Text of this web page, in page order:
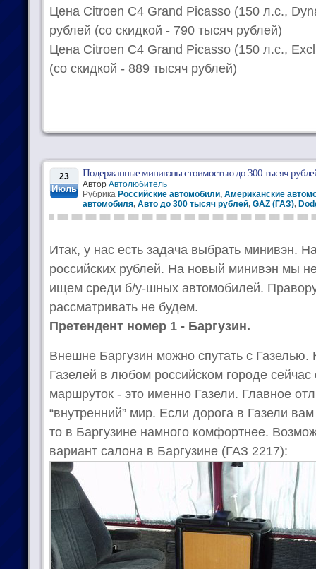
Цена Citroen C4 Grand Picasso (150 л.с.,
рублей (со скидкой - 790 тысяч рублей)
Цена Citroen C4 Grand Picasso (150 л.с.,
(со скидкой - 889 тысяч рублей)
23
Июль
Подержанные минивэны стоимостью до 300 тысяч
Автор Автолюбитель
Рубрика Российские автомобили, Американские
автомобиля, Авто до 300 тысяч рублей, GAZ (ГАЗ),
Итак, у нас есть задача выбрать минивэн.
российских рублей. На новый минивэн мы
ищем среди б/у-шных автомобилей.
рассматривать не будем.
Претендент номер 1 - Баргузин.
Внешне Баргузин можно спутать с Газелью.
Газелей в любом российском городе
маршруток - это именно Газели. Главное
“внутренний” мир. Если дорога в Газели
то в Баргузине намного комфортнее.
вариант салона в Баргузине (ГАЗ 2217):